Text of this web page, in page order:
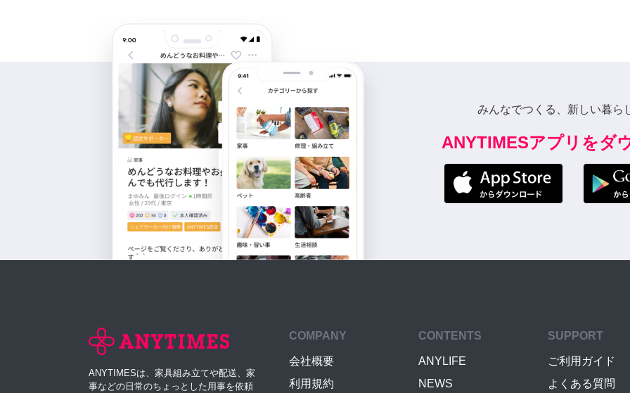
みんなでつくる、新しい暮ら
ANYTIMESアプリをダ
ANYTIMESは、家具組み立てや配送、家
事などの日常のちょっとした用事を依頼
COMPANY
会社概要
利用規約
CONTENTS
ANYLIFE
NEWS
SUPPORT
ご利用ガイド
よくある質問